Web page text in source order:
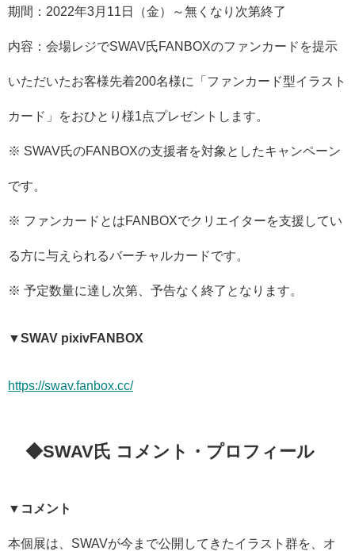
期間：2022年3月11日（金）～無くなり次第終了
内容： 会場レジでSWAV氏FANBOXのファンカードを提示
いただいたお客様先着200名様に「ファンカード型イラスト
カード」 をおひとり様1点プレゼントします。
※ SWAV氏のFANBOXの支援者を対象としたキャンペーン
です
※ ファンカードとはFANBOXでクリエイターを支援してい
る方に与えられるバーチャルカードです。
※ 予定数量に達し次第、予告なく終了となります。
▼SWAV pixivFANBOX
https://swav.fanbox.cc/
◆SWAV氏 コメント・プロフィール
▼コメント
本個展は、SWAVが今まで公開してきたイラスト群を、 オ